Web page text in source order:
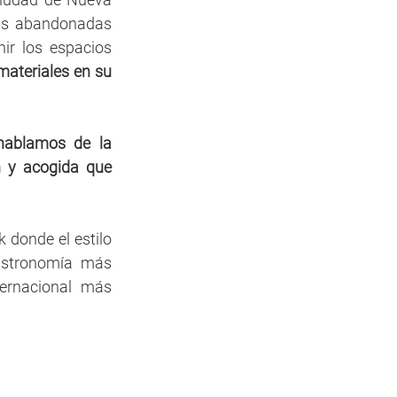
abandonadas
los espacios
en su
de la
y acogida que
donde el estilo
más
más